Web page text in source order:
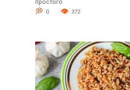
простого
0 372